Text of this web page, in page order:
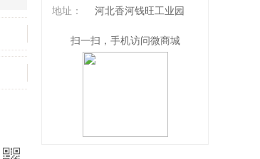
地址： 河北香河钱旺工业园
扫一扫，手机访问微商城